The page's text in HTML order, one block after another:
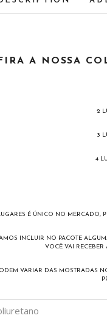
A NOSSA
2
3
4
É ÚNICO NO MERCADO,
INCLUIR NO PACOTE
VOCÊ VAI
VARIAR DAS MOSTRADAS